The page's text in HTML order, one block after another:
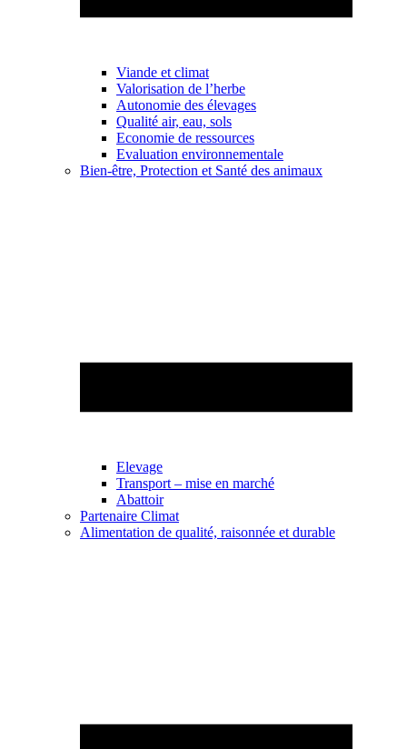
Viande et climat
Valorisation de l’herbe
Autonomie des élevages
Qualité air, eau, sols
Economie de ressources
Evaluation environnementale
Bien-être, Protection et Santé des animaux
Elevage
Transport – mise en marché
Abattoir
Partenaire Climat
Alimentation de qualité, raisonnée et durable